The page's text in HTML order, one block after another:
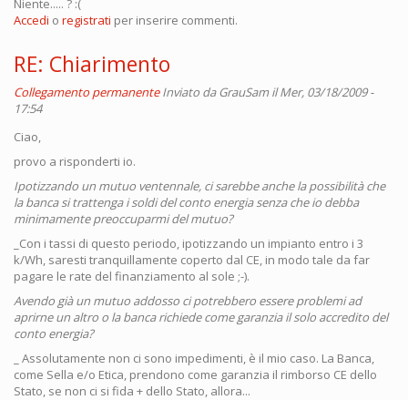
Accedi o registrati per inserire commenti.
RE: Chiarimento
Collegamento permanente Inviato daGrauSamil Mer, 03/18/2009 -
17:54
Ciao,
provo a risponderti io.
Ipotizzando un mutuo ventennale, ci sarebbe anche la possibilità che
la banca si trattenga i soldi del conto energia senza che io debba
minimamente preoccuparmi del mutuo?
_Con i tassi di questo periodo, ipotizzando un impianto entro i 3
k/Wh, saresti tranquillamente coperto dal CE, in modo tale da far
pagare le rate del finanziamento al sole ;-).
Avendo già un mutuo addosso ci potrebbero essere problemi ad
aprirne un altro o la banca richiede come garanzia il solo accredito del
conto energia?
_ Assolutamente non ci sono impedimenti, è il mio caso. La Banca,
come Sella e/o Etica, prendono come garanzia il rimborso CE dello
Stato, se non ci si fida + dello Stato, allora...